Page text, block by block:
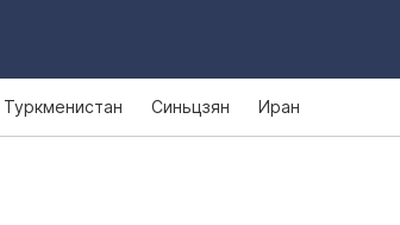
Туркменистан Синьцзян Иран